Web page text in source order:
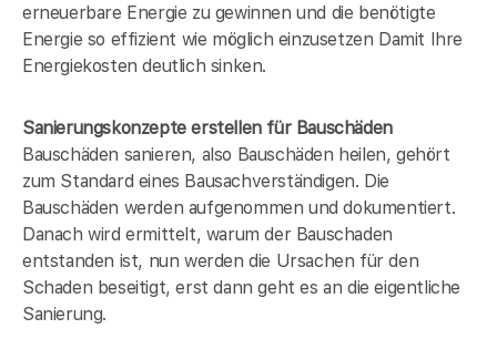
erneuerbare Energie zu gewinnen und die benötigte
Energie so effizient wie möglich einzusetzen Damit Ihre
Energiekosten deutlich sinken.
Sanierungskonzepte erstellen für Bauschäden
Bauschäden sanieren, also Bauschäden heilen, gehört
zum Standard eines Bausachverständigen. Die
Bauschäden werden aufgenommen und dokumentiert.
Danach wird ermittelt, warum der Bauschaden
entstanden ist, nun werden die Ursachen für den
Schaden beseitigt, erst dann geht es an die eigentliche
Sanierung.